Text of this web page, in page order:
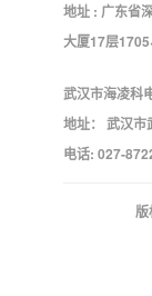
地址 : 广东省
大厦17层
武汉市海凌科
地址： 武汉
电话: 027-